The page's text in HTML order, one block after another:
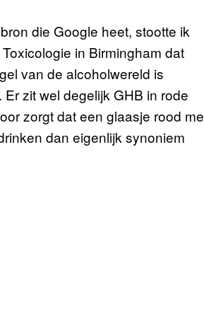
die Google heet, stootte ik
in Birmingham dat
van de alcoholwereld is
zit wel degelijk GHB in rode
zorgt dat een glaasje rood me
dan eigenlijk synoniem